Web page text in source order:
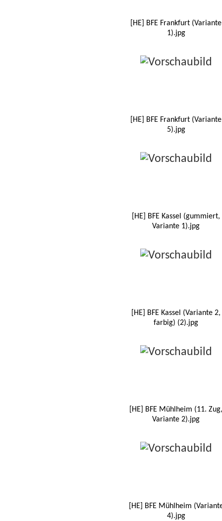
[HE] BFE Frankfurt (Variante
1).jpg
[HE] BFE Frankfurt (Variante
5).jpg
[HE] BFE Kassel (gummiert,
Variante 1).jpg
[HE] BFE Kassel (Variante 2,
farbig) (2).jpg
[HE] BFE Mühlheim (11. Zug,
Variante 2).jpg
[HE] BFE Mühlheim
4).jpg